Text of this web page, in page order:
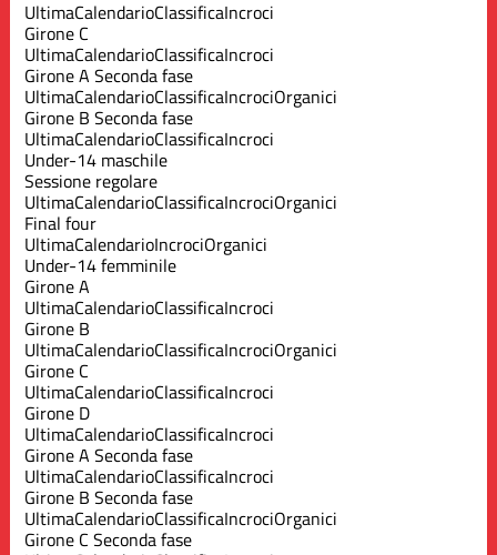
UltimaCalendarioClassificaIncroci
Girone C
UltimaCalendarioClassificaIncroci
Girone A Seconda fase
UltimaCalendarioClassificaIncrociOrganici
Girone B Seconda fase
UltimaCalendarioClassificaIncroci
Under-14 maschile
Sessione regolare
UltimaCalendarioClassificaIncrociOrganici
Final four
UltimaCalendarioIncrociOrganici
Under-14 femminile
Girone A
UltimaCalendarioClassificaIncroci
Girone B
UltimaCalendarioClassificaIncrociOrganici
Girone C
UltimaCalendarioClassificaIncroci
Girone D
UltimaCalendarioClassificaIncroci
Girone A Seconda fase
UltimaCalendarioClassificaIncroci
Girone B Seconda fase
UltimaCalendarioClassificaIncrociOrganici
Girone C Seconda fase